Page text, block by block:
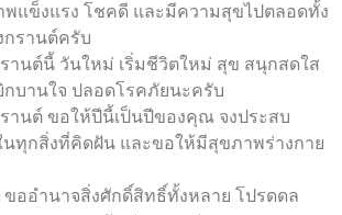
แข็งแรง โชคดี และมีความสุขไปตลอดทั้ง
กรานต์ครับ
านต์นี้ วันใหม่ เริ่มชีวิตใหม่ สุข สนุกสดใส
กบานใจ ปลอดโรคภัยนะครับ
านต์ ขอให้ปีนี้เป็นปีของคุณ จงประสบ
นทุกสิ่งที่คิดฝัน และขอให้มีสุขภาพร่างกาย
ขออำนาจสิ่งศักดิ์สิทธิ์ทั้งหลาย โปรดดล